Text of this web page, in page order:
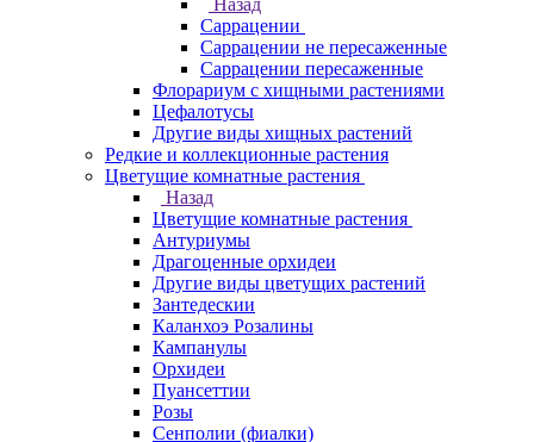
Назад
Саррацении
Саррацении не пересаженные
Саррацении пересаженные
Флорариум с хищными растениями
Цефалотусы
Другие виды хищных растений
Редкие и коллекционные растения
Цветущие комнатные растения
Назад
Цветущие комнатные растения
Антуриумы
Драгоценные орхидеи
Другие виды цветущих растений
Зантедескии
Каланхоэ Розалины
Кампанулы
Орхидеи
Пуансеттии
Розы
Сенполии (фиалки)